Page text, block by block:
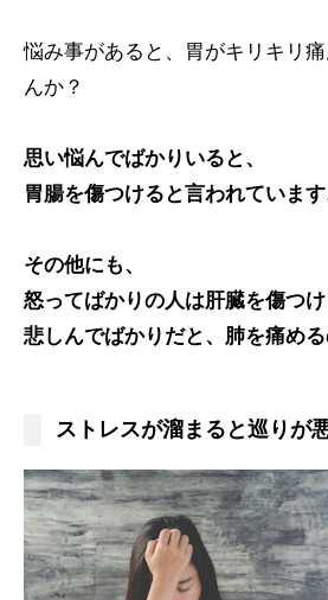
悩み事があると、胃がキリキリ
んか？
思い悩んでばかりいると、
胃腸を傷つけると言われています
その他にも、
怒ってばかりの人は肝臓を傷つけ
悲しんでばかりだと、肺を痛める
ストレスが溜まると巡りが